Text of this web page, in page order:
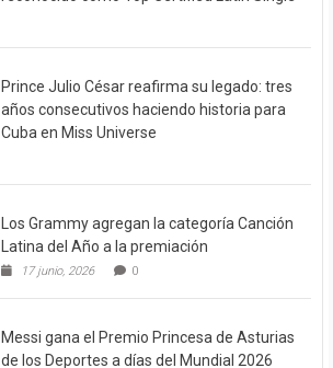
Prince Julio César reafirma su legado: tres
años consecutivos haciendo historia para
Cuba en Miss Universe
Los Grammy agregan la categoría Canción
Latina del Año a la premiación
17 junio, 2026 0
Messi gana el Premio Princesa de Asturias
de los Deportes a días del Mundial 2026